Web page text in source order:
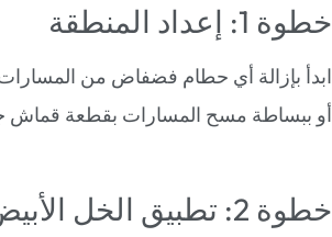
خطوة 1: إعداد المنطقة
ابدأ بإزالة أي حطام فضفاض من
أو ببساطة مسح المسارات بقطعة قماش
خطوة 2: تطبيق الخل الأبيض